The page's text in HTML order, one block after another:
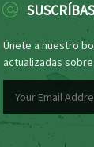
Únete a nuestro
actualizadas